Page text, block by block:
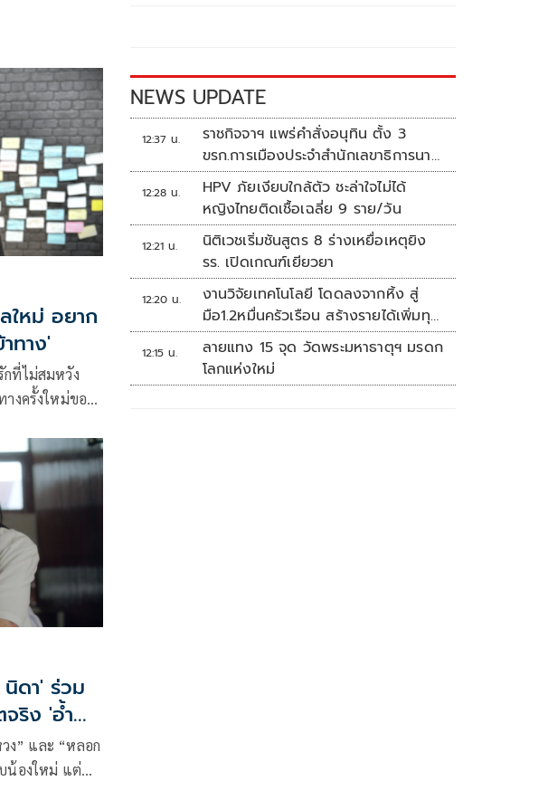
ใหม่ อยาก
ทาง'
กที่ไม่สมหวัง
างครั้งใหม่ของ
แม้เจ้าตัวจะ
าวน์มาจับไมค์
ความสำเร็จ
ดา' ร่วม
ริง 'อ้ำ
ง” และ “หลอก
น้องใหม่ แต่
NEWS UPDATE
12:37 น.
ราชกิจจาฯ แพร่คำสั่งอนุทิน ตั้ง 3
ขรก.การเมืองประจำสำนักเลขาธิการนา
ยกฯ
12:28 น.
HPV ภัยเงียบใกล้ตัว ชะล่าใจไม่ได้
หญิงไทยติดเชื้อเฉลี่ย 9 ราย/วัน
12:21 น.
นิติเวชเริ่มชันสูตร 8 ร่างเหยื่อเหตุยิง
รร. เปิดเกณฑ์เยียวยา
12:20 น.
งานวิจัยเทคโนโลยี โดดลงจากหิ้ง สู่
มือ1.2หมื่นครัวเรือน สร้างรายได้เพิ่มทุก
เดือน
12:15 น.
ลายแทง 15 จุด วัดพระมหาธาตุฯ มรดก
โลกแห่งใหม่